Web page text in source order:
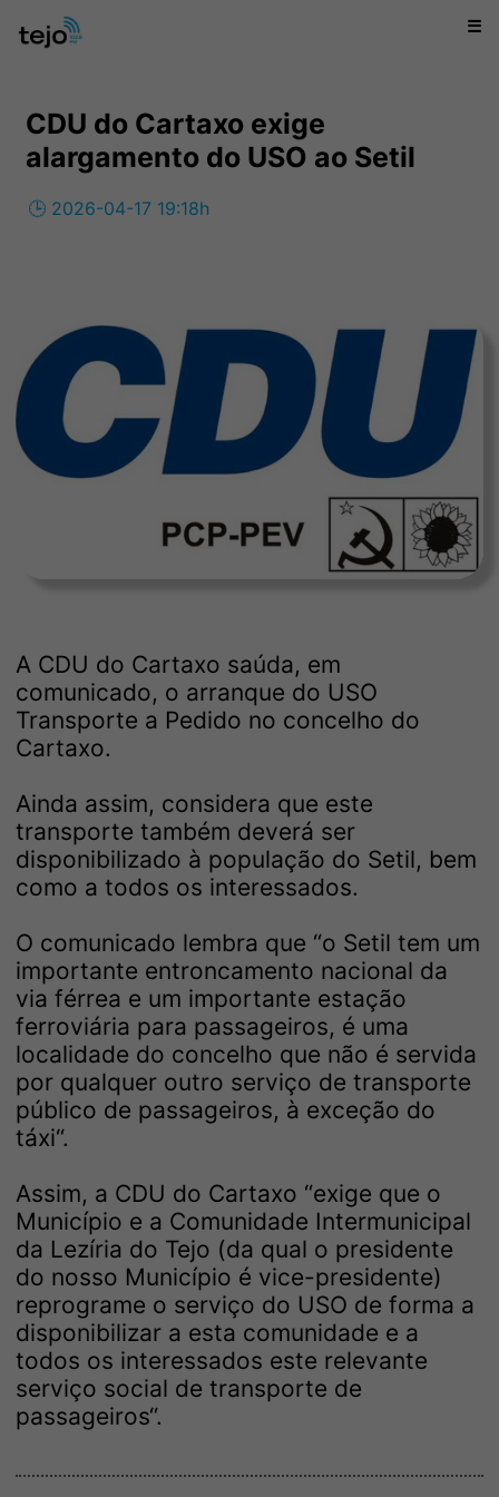
☰
CDU do Cartaxo exige
alargamento do USO ao Setil
🕒 2026-04-17 19:18h
A CDU do Cartaxo saúda, em
comunicado, o arranque do USO
Transporte a Pedido no concelho do
Cartaxo.
Ainda assim, considera que este
transporte também deverá ser
disponibilizado à população do Setil, bem
como a todos os interessados.
O comunicado lembra que “o Setil tem um
importante entroncamento nacional da
via férrea e um importante estação
ferroviária para passageiros, é uma
localidade do concelho que não é servida
por qualquer outro serviço de transporte
público de passageiros, à exceção do
táxi“.
Assim, a CDU do Cartaxo “exige que o
Município e a Comunidade Intermunicipal
da Lezíria do Tejo (da qual o presidente
do nosso Município é vice-presidente)
reprograme o serviço do USO de forma a
disponibilizar a esta comunidade e a
todos os interessados este relevante
serviço social de transporte de
passageiros“.